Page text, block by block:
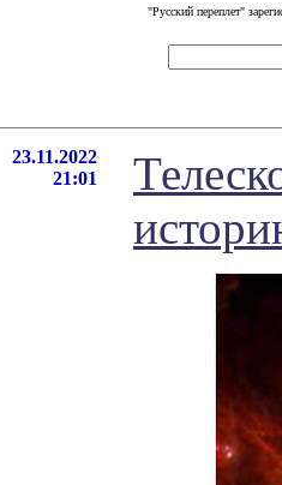
"Русский переплет"
23.11.2022
21:01